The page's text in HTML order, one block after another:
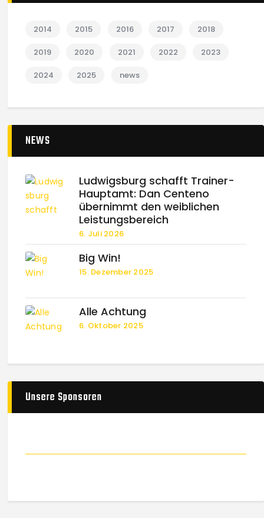
2014 2015 2016 2017 2018
2019 2020 2021 2022 2023
2024 2025 news
NEWS
Ludwigsburg schafft Trainer-
Hauptamt: Dan Centeno
übernimmt den weiblichen
Leistungsbereich
6. Juli 2026
Big Win!
15. Dezember 2025
Alle Achtung
6. Oktober 2025
Unsere Sponsoren